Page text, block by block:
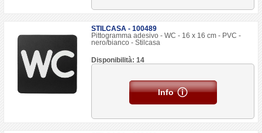
STILCASA - 100489
Pittogramma adesivo - WC - 16 x 16 cm - PVC -
nero/bianco - Stilcasa
Disponibilità: 14
Info